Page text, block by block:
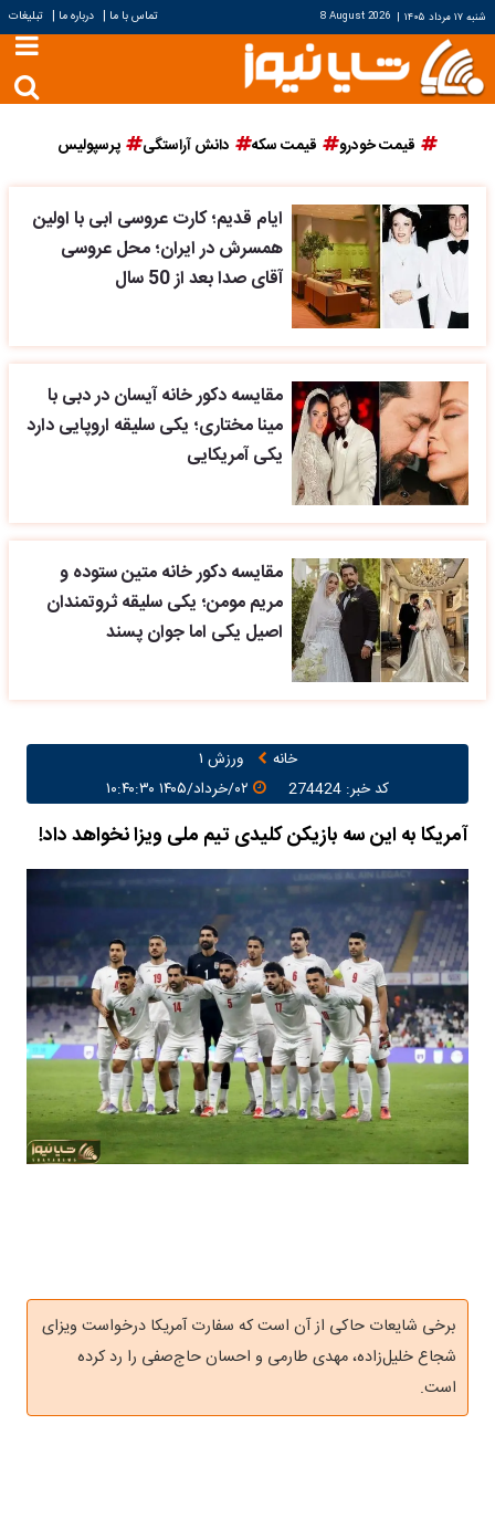
شنبه ۱۷ مرداد ۱۴۰۵ |
8 August 2026 تماس با ما | درباره ما | تبلیغات
قیمت خودرو قیمت سکه دانش آراستگی پرسپولیس
ایام قدیم؛ کارت عروسی ابی با اولین
همسرش در ایران؛ محل عروسی
آقای صدا بعد از 50 سال
مقایسه دکور خانه آیسان در دبی با
مینا مختاری؛ یکی سلیقه اروپایی دارد
یکی آمریکایی
مقایسه دکور خانه متین ستوده و
مریم مومن؛ یکی سلیقه ثروتمندان
اصیل یکی اما جوان پسند
خانه
ورزش ۱
کد خبر: 274424
آمریکا به این سه بازیکن کلیدی تیم ملی ویزا نخواهد داد!
برخی شایعات حاکی از آن است که سفارت آمریکا درخواست ویزای
شجاع خلیل‌زاده، مهدی طارمی و احسان حاج‌صفی را رد کرده
است.